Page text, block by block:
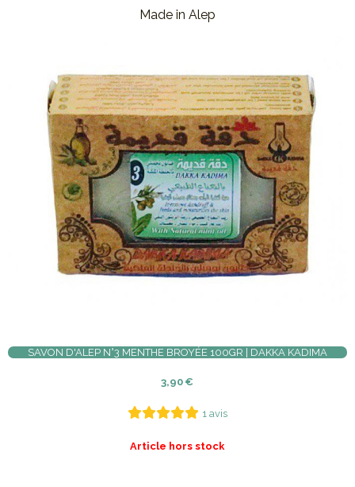
Made in Alep
SAVON D'ALEP N°3 MENTHE BROYÉE 100GR | DAKKA KADIMA
3,90 €
1 avis
Article hors stock